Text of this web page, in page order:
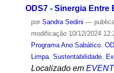
ODS7 - Sinergia Entre
por Sandra Sedini —
modificação10/12/2024
Programa Ano Sabático,
Limpa, Sustentabilidade,
Localizado em